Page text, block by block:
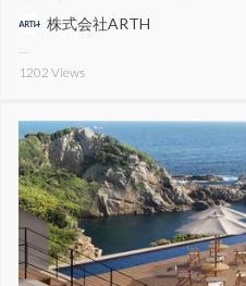
株式会社ARTH
1202 Views